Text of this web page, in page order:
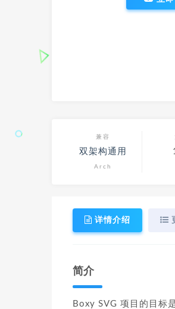
兼容
双架构通用
Arch
详情介绍
简介
Boxy SVG 项目的目标